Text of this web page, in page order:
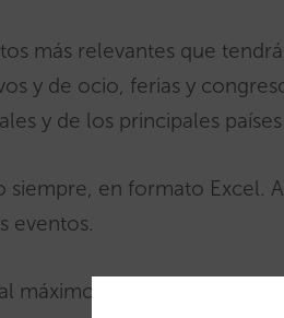
más relevantes que
y de ocio, ferias y
y de los principales
en formato Excel.
eventos.
máximo el revenue de tu